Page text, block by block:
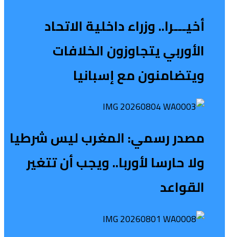
أخيـــرا.. وزراء داخلية الاتحاد
الأوربي يتجاوزون الخلافات
ويتضامنون مع إسبانيا
مصدر رسمي: المغرب ليس شرطيا
ولا حارسا لأوربا.. ويجب أن تتغير
القواعد